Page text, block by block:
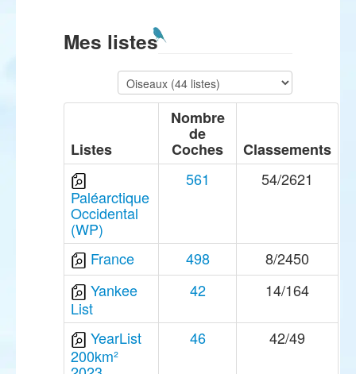
Mes listes
Listes
Nombre
de
Coches Classements
Paléarctique
Occidental
(WP)
561 54/2621
France 498
8/2450
Yankee
List
42 14/164
YearList
200km²
46 42/49